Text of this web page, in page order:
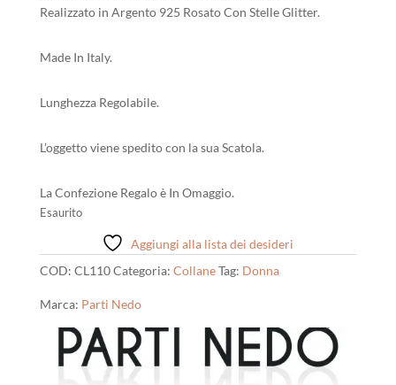
Realizzato in Argento 925 Rosato Con Stelle Glitter.
Made In Italy.
Lunghezza Regolabile.
L’oggetto viene spedito con la sua Scatola.
La Confezione Regalo è In Omaggio.
Esaurito
Aggiungi alla lista dei desideri
COD: CL110Categoria: CollaneTag: Donna
Marca: Parti Nedo